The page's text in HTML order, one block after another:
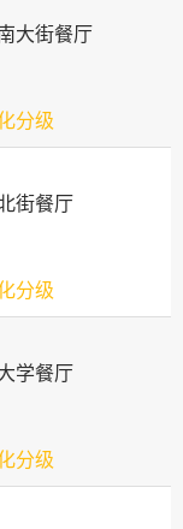
大街餐厅
分级
街餐厅
分级
学餐厅
分级